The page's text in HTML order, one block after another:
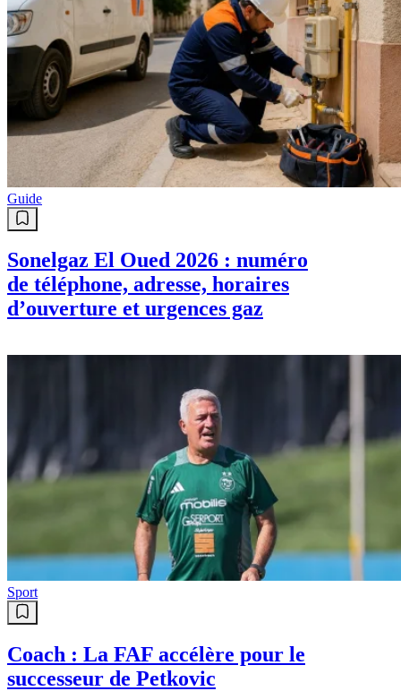
Guide
Sonelgaz El Oued 2026 : numéro
de téléphone, adresse, horaires
d’ouverture et urgences gaz
Sport
Coach : La FAF accélère pour le
successeur de Petkovic